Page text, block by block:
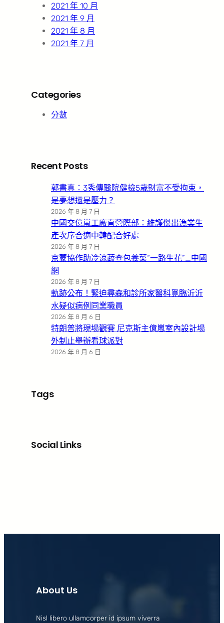
2021 年 10 月
2021 年 9 月
2021 年 8 月
2021 年 7 月
Categories
分數
Recent Posts
郭書真：3秀傳醫院健檢5歲財富不受拘束，
是夢想還是壓力？
2026 年 8 月 7 日
中國交億嵐工廠直營際部：維護傑出漁業生
產次序合適中韓配合好處
2026 年 8 月 7 日
京蒙協作助冷涼蔬查包養菜“一路生花”_中國
網
2026 年 8 月 7 日
軌跡公布！緊迫尋森和診所家醫科覓臨沂沂
水疑似病例同業職員
2026 年 8 月 6 日
特朗普將現場觀賽 尼克斯主億嵐室內設計場
外制止舉辦看球派對
2026 年 8 月 6 日
Tags
Social Links
About Us
Nisl libero ullamcorper id ipsum viverra